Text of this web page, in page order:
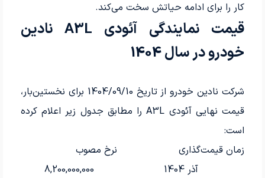
کار را برای ادامه حیاتش سخت می‌کند.
قیمت نمایندگی آئودی A3L نادین
خودرو در سال 1404
شرکت نادین خودرو از تاریخ 1404/09/10 برای نخستین‌بار،
قیمت نهایی آئودی A3L را مطابق جدول زیر اعلام کرده
است:
زمان قیمت‌گذاری
نرخ مصوب
آذر 1404
8,200,000,000